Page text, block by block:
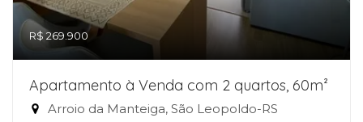
R$ 269.900
Apartamento à Venda com 2 quartos, 60m²
Arroio da Manteiga, São Leopoldo-RS